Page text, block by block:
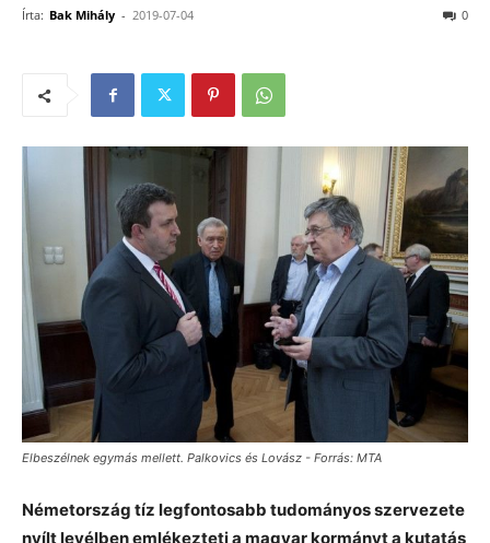
Írta: Bak Mihály - 2019-07-04 0
Elbeszélnek egymás mellett. Palkovics és Lovász - Forrás: MTA
Németország tíz legfontosabb tudományos szervezete
nyílt levélben emlékezteti a magyar kormányt a kutatás